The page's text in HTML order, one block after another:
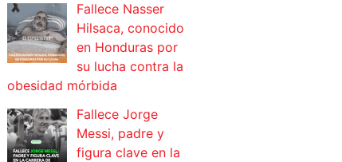
Fallece Nasser
Hilsaca, conocido
en Honduras por
su lucha contra la
obesidad mórbida
Fallece Jorge
Messi, padre y
figura clave en la